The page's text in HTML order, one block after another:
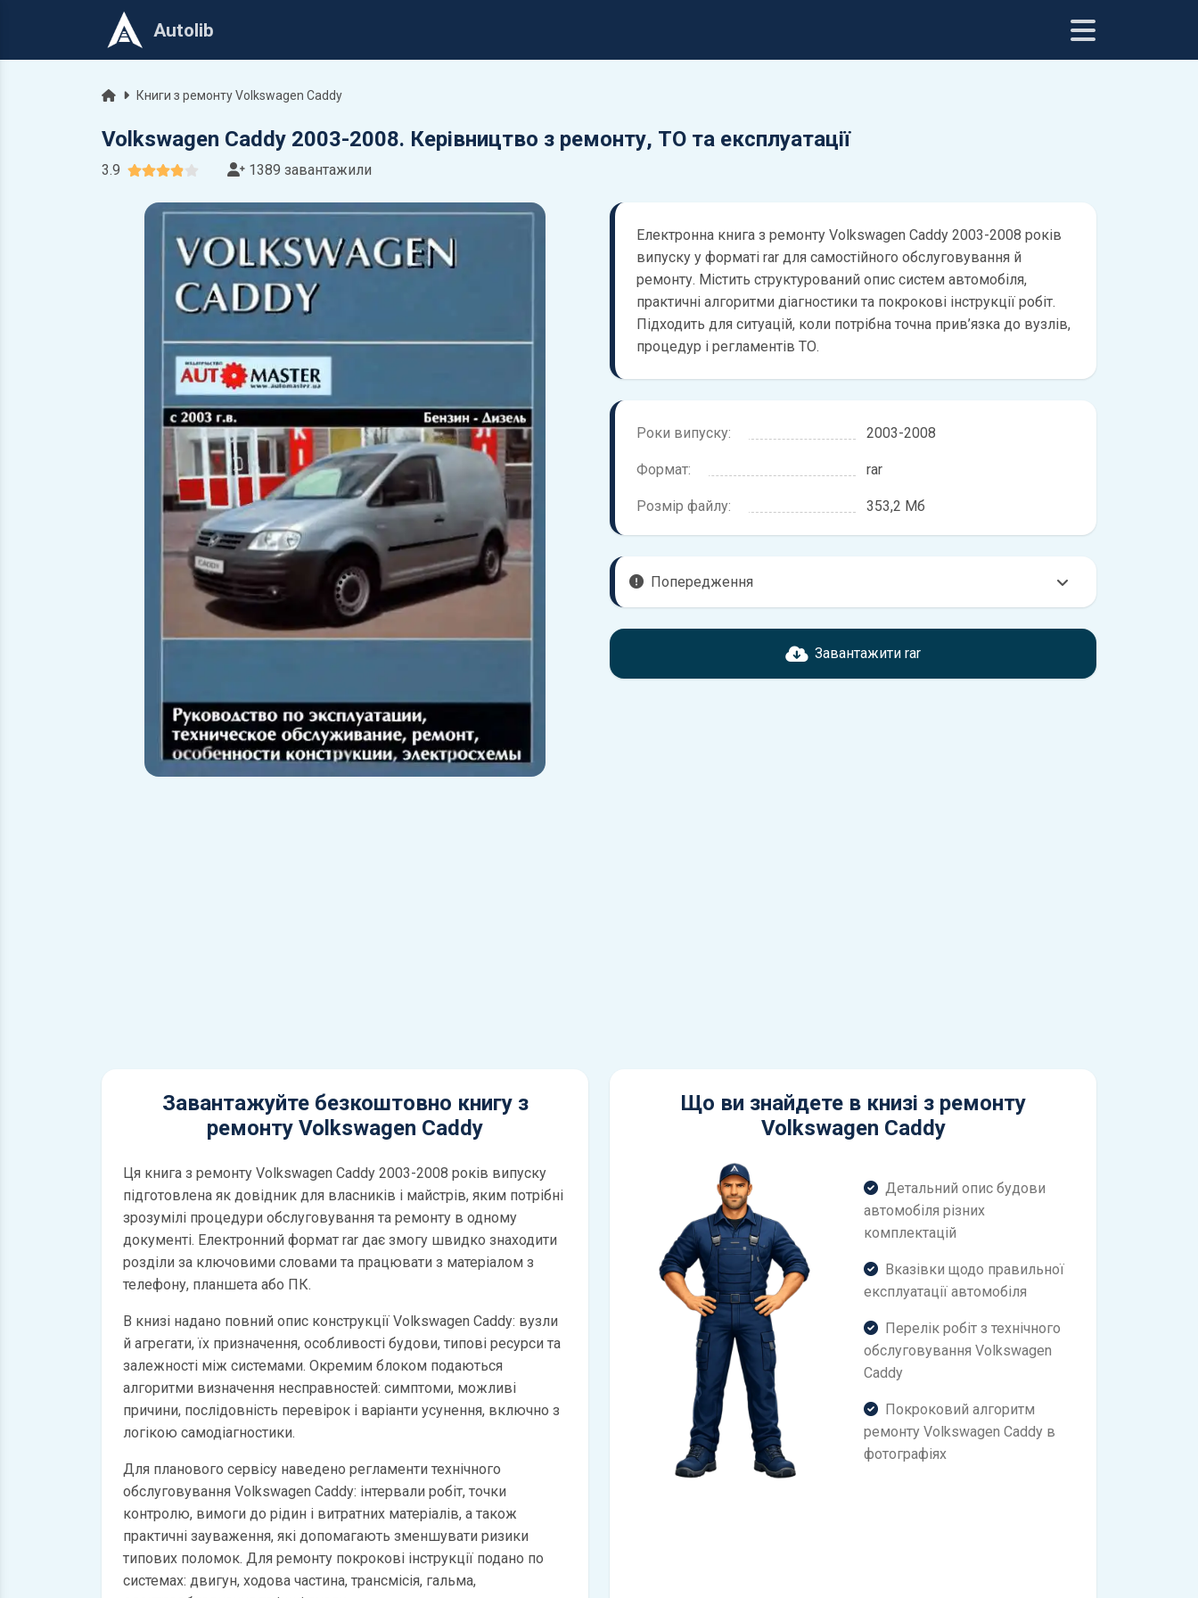
Autolib
ГоловнаКниги з ремонту Volkswagen Caddy
Volkswagen Caddy 2003-2008. Керівництво з ремонту, ТО та експлуатації
3.9 1389 завантажили
Електронна книга з ремонту Volkswagen Caddy 2003-2008 років
випуску у форматі rar для самостійного обслуговування й
ремонту. Містить структурований опис систем автомобіля,
практичні алгоритми діагностики та покрокові інструкції робіт.
Підходить для ситуацій, коли потрібна точна прив’язка до вузлів,
процедур і регламентів ТО.
Роки випуску: 2003-2008
Формат: rar
Розмір файлу: 353,2 Мб
Попередження
Перед завантаженням ознайомтесь з характеристиками Volkswagen Caddy,
що надані в книзі. Можливі розбіжності, якщо рік випуску або комплектація
Завантажити rar
Завантажуйте безкоштовно книгу з
ремонту Volkswagen Caddy
Ця книга з ремонту Volkswagen Caddy 2003-2008 років випуску
підготовлена як довідник для власників і майстрів, яким потрібні
зрозумілі процедури обслуговування та ремонту в одному
документі. Електронний формат rar дає змогу швидко знаходити
розділи за ключовими словами та працювати з матеріалом з
телефону, планшета або ПК.
В книзі надано повний опис конструкції Volkswagen Caddy: вузли
й агрегати, їх призначення, особливості будови, типові ресурси та
залежності між системами. Окремим блоком подаються
алгоритми визначення несправностей: симптоми, можливі
причини, послідовність перевірок і варіанти усунення, включно з
логікою самодіагностики.
Для планового сервісу наведено регламенти технічного
обслуговування Volkswagen Caddy: інтервали робіт, точки
контролю, вимоги до рідин і витратних матеріалів, а також
практичні зауваження, які допомагають зменшувати ризики
типових поломок. Для ремонту покрокові інструкції подано по
системах: двигун, ходова частина, трансмісія, гальма,
Що ви знайдете в книзі з ремонту
Volkswagen Caddy
Детальний опис будови
автомобіля різних
комплектацій
Вказівки щодо правильної
експлуатації автомобіля
Перелік робіт з технічного
обслуговування Volkswagen
Caddy
Покроковий алгоритм
ремонту Volkswagen Caddy в
фотографіях